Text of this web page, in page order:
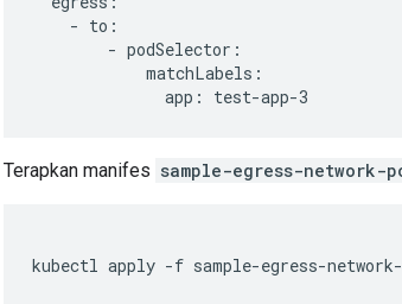
-
-
app:
Terapkan manifes sample-egress-network-
kubectl apply -f